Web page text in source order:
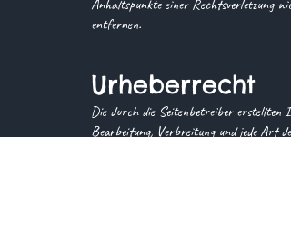
Anhaltspunkte einer Rechtsverletzung
entfernen.
Urheberrecht
Die durch die Seitenbetreiber erstellten
Bearbeitung, Verbreitung und jede Art